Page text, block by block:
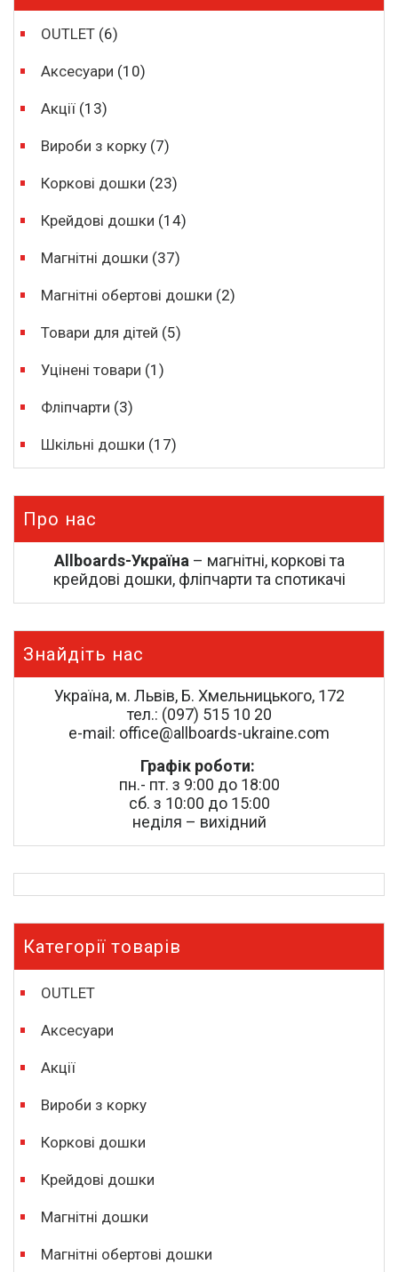
OUTLET (6)
Аксесуари (10)
Акції (13)
Вироби з корку (7)
Коркові дошки (23)
Крейдові дошки (14)
Магнітні дошки (37)
Магнітні обертові дошки (2)
Товари для дітей (5)
Уцінені товари (1)
Фліпчарти (3)
Шкільні дошки (17)
Про нас
Allboards-Україна– магнітні, коркові та
крейдові дошки, фліпчарти та спотикачі
Знайдіть нас
Україна, м. Львів, Б. Хмельницького, 172
тел.: (097) 515 10 20
e-mail: office@allboards-ukraine.com
Графік роботи:
пн.- пт. з 9:00 до 18:00
сб. з 10:00 до 15:00
неділя – вихідний
Категорії товарів
OUTLET
Аксесуари
Акції
Вироби з корку
Коркові дошки
Крейдові дошки
Магнітні дошки
Магнітні обертові дошки